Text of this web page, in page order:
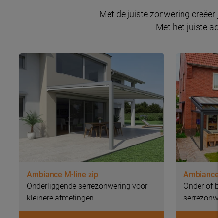
Met de juiste zonwering
Met het juiste
Ambiance M-line zip
Onderliggende serrezonwering voor
kleinere afmetingen
Onder of